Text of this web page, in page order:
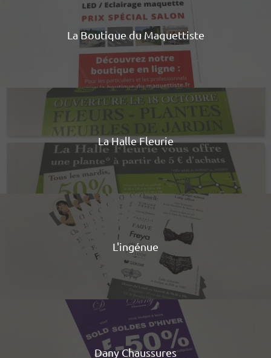
La Boutique du Maquettiste
La Halle Fleurie
L'ingénue
Dany Chaussures